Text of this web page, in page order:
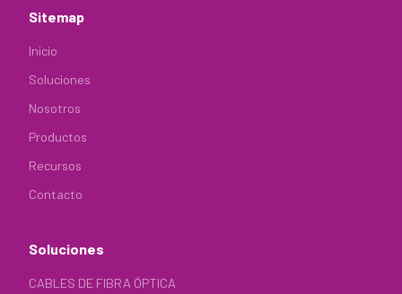
Sitemap
Inicio
Soluciones
Nosotros
Productos
Recursos
Contacto
Soluciones
CABLES DE FIBRA ÓPTICA